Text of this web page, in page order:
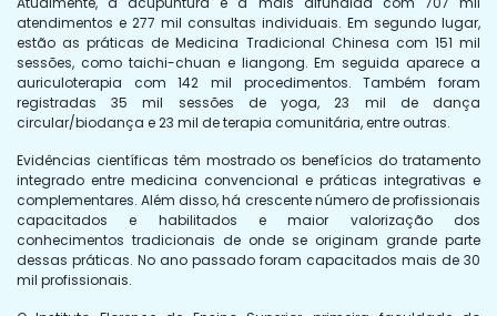
atendimentos e 277 mil consultas individuais. Em segundo lugar,
estão as práticas de Medicina Tradicional Chinesa com 151 mil
sessões, como taichi-chuan e liangong. Em seguida aparece a
auriculoterapia com 142 mil procedimentos. Também foram
registradas 35 mil sessões de yoga, 23 mil de dança
circular/biodança e 23 mil de terapia comunitária, entre outras.
Evidências científicas têm mostrado os benefícios do tratamento
integrado entre medicina convencional e práticas integrativas e
complementares. Além disso, há crescente número de profissionais
capacitados e habilitados e maior valorização dos
conhecimentos tradicionais de onde se originam grande parte
dessas práticas. No ano passado foram capacitados mais de 30
mil profissionais.